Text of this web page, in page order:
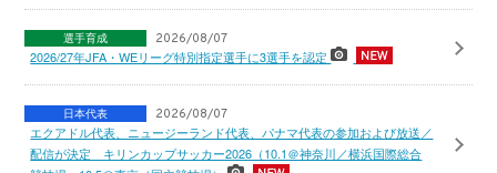
選手育成 2026/08/07
2026/27年JFA・WEリーグ特別指定選手に3選手を認定
日本代表 2026/08/07
エクアドル代表、ニュージーランド代表、パナマ代表の参加および放送／
配信が決定 キリンカップサッカー2026（10.1＠神奈川／横浜国際総合